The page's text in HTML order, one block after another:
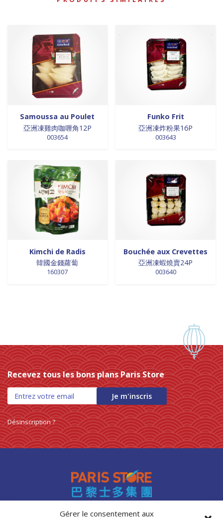
Gérer le consentement aux
Samoussa au Poulet
亞洲凍雞肉咖喱角12P
003654
Funko Frit
亞洲凍炸粉果16P
003643
Kimchi de Radis
韓國金錢蘿蔔
160307
Bouchée aux Crevettes
亞洲凍蝦燒賣24P
003640
Recevez tous les bons plans Paris Store
Je m'inscris
Désinscription ?